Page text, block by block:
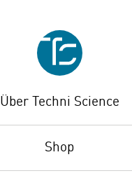
Über Techni Science
Shop